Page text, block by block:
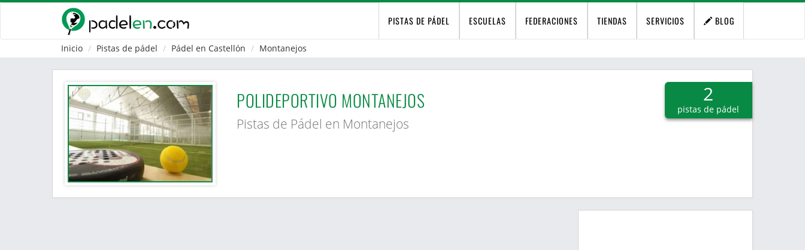
PISTAS DE PÁDEL ESCUELAS FEDERACIONES TIENDAS SERVICIOS BLOG
Inicio Pistas de pádel Pádel en Castellón Montanejos
POLIDEPORTIVO MONTANEJOS
Pistas de Pádel en Montanejos
2
pistas de pádel